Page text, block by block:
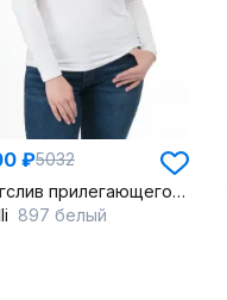
₽5032
Лонгслив прилегающего силуэта.
897 белый